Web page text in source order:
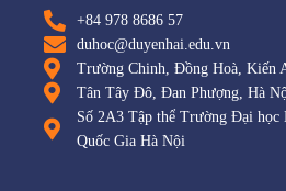
+84 978 8686 57
duhoc@duyenhai.edu.vn
Trường Chinh, Đồng Hoà, Kiến
Tân Tây Đô, Đan Phượng, Hà
Số 2A3 Tập thể Trường Đại
Quốc Gia Hà Nội